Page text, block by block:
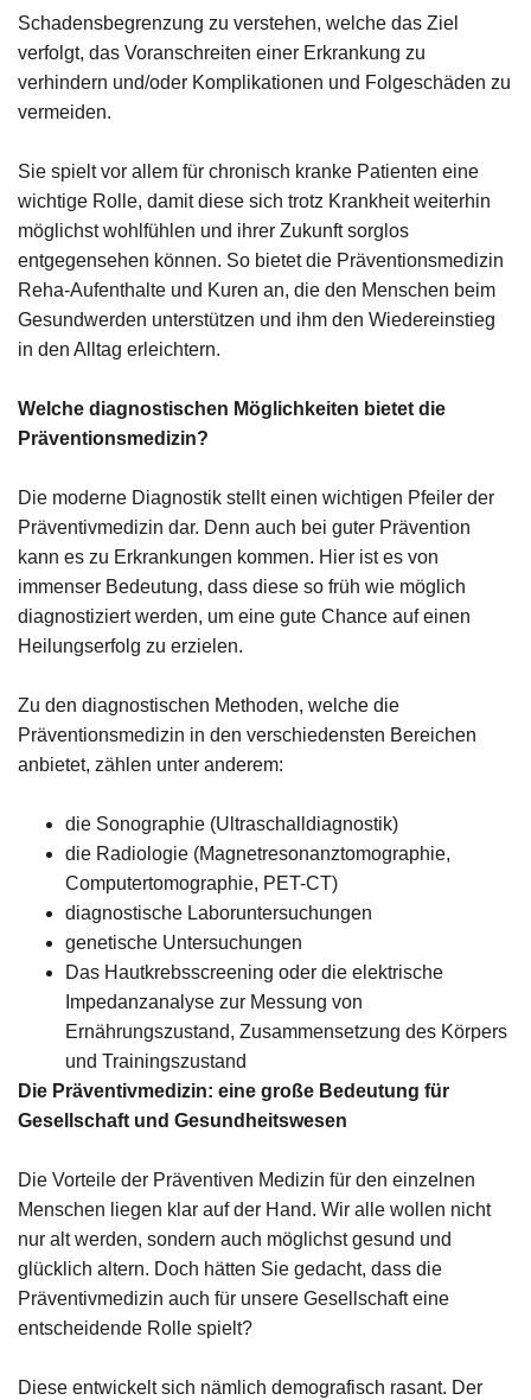
Schadensbegrenzung zu verstehen, welche das Ziel
verfolgt, das Voranschreiten einer Erkrankung zu
verhindern und/oder Komplikationen und Folgeschäden zu
vermeiden.
Sie spielt vor allem für chronisch kranke Patienten eine
wichtige Rolle, damit diese sich trotz Krankheit weiterhin
möglichst wohlfühlen und ihrer Zukunft sorglos
entgegensehen können. So bietet die Präventionsmedizin
Reha-Aufenthalte und Kuren an, die den Menschen beim
Gesundwerden unterstützen und ihm den Wiedereinstieg
in den Alltag erleichtern.
Welche diagnostischen Möglichkeiten bietet die
Präventionsmedizin?
Die moderne Diagnostik stellt einen wichtigen Pfeiler der
Präventivmedizin dar. Denn auch bei guter Prävention
kann es zu Erkrankungen kommen. Hier ist es von
immenser Bedeutung, dass diese so früh wie möglich
diagnostiziert werden, um eine gute Chance auf einen
Heilungserfolg zu erzielen.
Zu den diagnostischen Methoden, welche die
Präventionsmedizin in den verschiedensten Bereichen
anbietet, zählen unter anderem:
die Sonographie (Ultraschalldiagnostik)
die Radiologie (Magnetresonanztomographie,
Computertomographie, PET-CT)
diagnostische Laboruntersuchungen
genetische Untersuchungen
Das Hautkrebsscreening oder die elektrische
Impedanzanalyse zur Messung von
Ernährungszustand, Zusammensetzung des Körpers
und Trainingszustand
Die Präventivmedizin: eine große Bedeutung für
Gesellschaft und Gesundheitswesen
Die Vorteile der Präventiven Medizin für den einzelnen
Menschen liegen klar auf der Hand. Wir alle wollen nicht
nur alt werden, sondern auch möglichst gesund und
glücklich altern. Doch hätten Sie gedacht, dass die
Präventivmedizin auch für unsere Gesellschaft eine
entscheidende Rolle spielt?
Diese entwickelt sich nämlich demografisch rasant. Der